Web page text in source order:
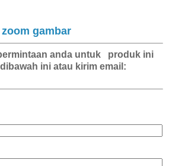
zoom gambar
anda untuk produk ini
ini atau kirim email: